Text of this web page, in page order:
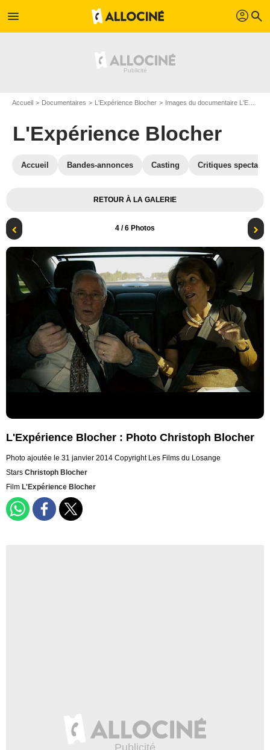
menu profil search
Accueil Documentaires L'Expérience Blocher Images du documentaire L'Expérience Blocher
L'Expérience Blocher
Accueil Bandes-annonces Casting Critiques
RETOUR À LA GALERIE
4 / 6 Photos
L'Expérience Blocher : Photo Christoph Blocher
Photo ajoutée le 31 janvier 2014 Copyright Les Films du Losange
Stars Christoph Blocher
Film L'Expérience Blocher